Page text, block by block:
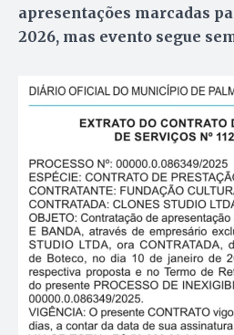
apresentações marcadas
2026, mas evento segue